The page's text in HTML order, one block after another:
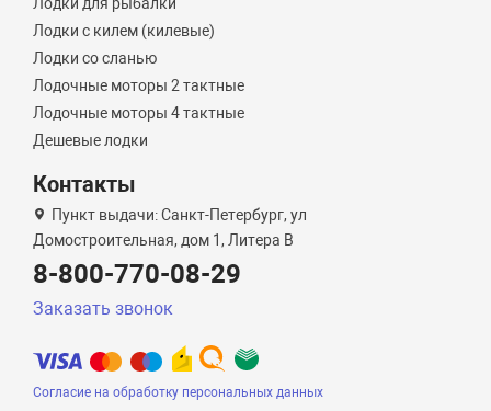
Лодки с килем (килевые)
Лодки со сланью
Лодочные моторы 2 тактные
Лодочные моторы 4 тактные
Дешевые лодки
Контакты
Пункт выдачи: Санкт-Петербург, ул
Домостроительная, дом 1, Литера B
8-800-770-08-29
Заказать звонок
Согласие на обработку персональных данных